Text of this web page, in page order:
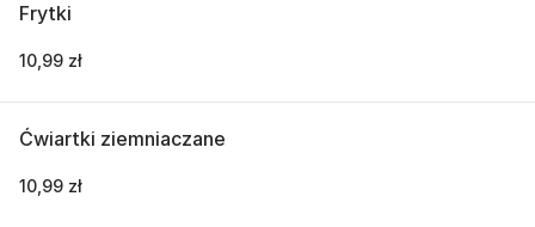
Frytki
10,99 zł
Ćwiartki ziemniaczane
10,99 zł